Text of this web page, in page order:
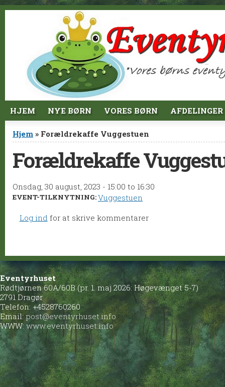
Jump to Content
HJEM NYE BØRN VORES BØRN AFDELINGER
Du er her
Hjem » Forældrekaffe Vuggestuen
Forældrekaffe
Onsdag, 30 august, 2023 - 15:00 to 16:30
EVENT-TILKNYTNING:Vuggestuen
Log ind for at skrive kommentarer
Eventyrhuset
Rødtjørnen 60A/60B (pr. 1. maj 2026: Høgevænget 5-7)
2791 Dragør
Telefon: +4528760260
Email:post@eventyrhuset.info
WWW: www.eventyrhuset.info